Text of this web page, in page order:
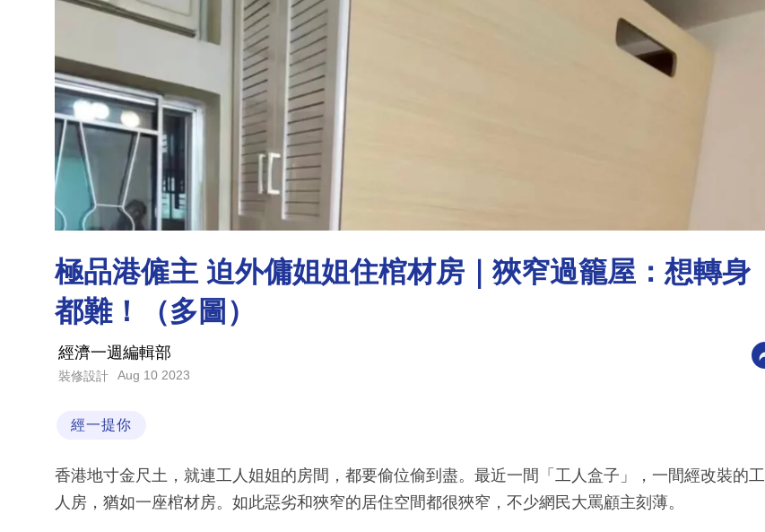
極品港僱主 迫外傭姐姐住棺材房｜狹窄過籠屋：想轉身
都難！（多圖）
經濟一週編輯部
裝修設計 Aug 10 2023
經一提你
香港地寸金尺土，就連工人姐姐的房間，都要偷位偷到盡。最近一間「工人盒子」，一間經改裝的工
人房，猶如一座棺材房。如此惡劣和狹窄的居住空間都很狹窄，不少網民大罵顧主刻薄。